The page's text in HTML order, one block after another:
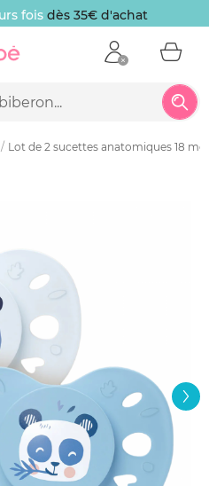
fois dès 35€ d'achat
Lot de 2 sucettes anatomiques 18